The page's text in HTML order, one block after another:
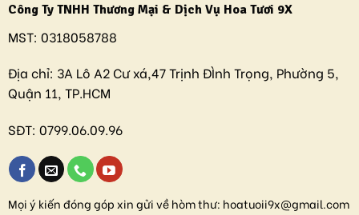
Công Ty TNHH Thương Mại & Dịch Vụ Hoa Tươi 9X
MST: 0318058788
Địa chỉ: 3A Lô A2 Cư xá,47 Trịnh ĐÌnh Trọng, Phường 5,
Quận 11, TP.HCM
SĐT: 0799.06.09.96
Mọi ý kiến đóng góp xin gửi về hòm thư: hoatuoii9x@gmail.com